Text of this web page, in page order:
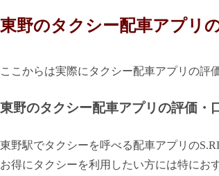
東野のタクシー配車アプリ
ここからは実際にタクシー配車アプリの評
東野のタクシー配車アプリの評価・
東野駅でタクシーを呼べる配車アプリの
お得にタクシーを利用したい方には特にお